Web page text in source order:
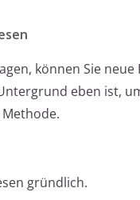
können Sie
eben ist,
gründlich.